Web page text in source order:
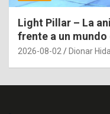
Light Pillar – La
frente a un
2026-08-02 Dionar